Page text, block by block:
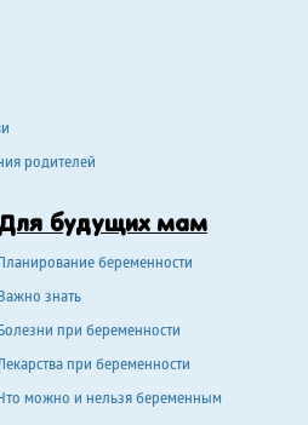
родителей
будущих мам
беременности
знать
при беременности
при беременности
можно и нельзя беременным